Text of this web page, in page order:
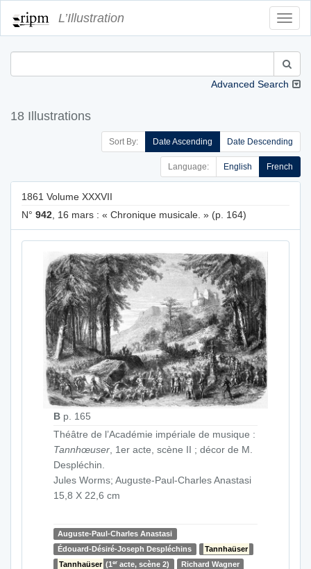
L’Illustration
Advanced Search
18 Illustrations
Sort By: Date Ascending Date Descending
Language: English French
1861 Volume XXXVII
N° 942 , 16 mars : « Chronique musicale. » (p. 164)
B p. 165
Théâtre de l’Académie impériale de musique :
Tannhœuser , 1er acte, scène II ; décor de M.
Despléchin.
Jules Worms; Auguste-Paul-Charles Anastasi
15,8 X 22,6 cm
Auguste-Paul-Charles Anastasi
Édouard-Désiré-Joseph Despléchins
Tannhaüser
Tannhaüser (1er acte, scène 2)
Richard Wagner